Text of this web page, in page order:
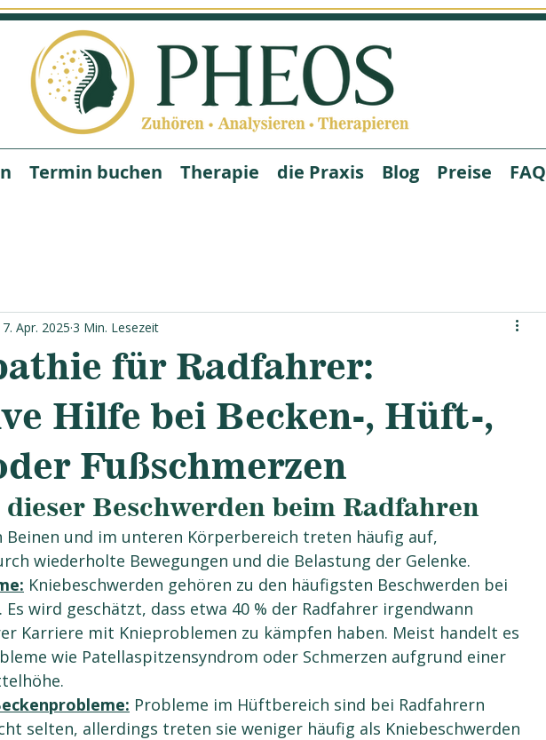
Termin buchen Therapie die Praxis Blog Preise FAQ
für Radfahrer:
Hilfe bei Becken-, Hüft-,
Fußschmerzen
Apr. 2025 3 Min. Lesezeit
Beschwerden beim Radfahren
Beinen und im unteren Körperbereich treten häufig auf,
wiederholte Bewegungen und die Belastung der Gelenke.
Kniebeschwerden gehören zu den häufigsten Beschwerden bei
Karriere mit Knieproblemen zu kämpfen haben. Meist handelt es
wie Patellaspitzensyndrom oder Schmerzen aufgrund einer
Probleme im Hüftbereich sind bei Radfahrern
selten, allerdings treten sie weniger häufig als Kniebeschwerden